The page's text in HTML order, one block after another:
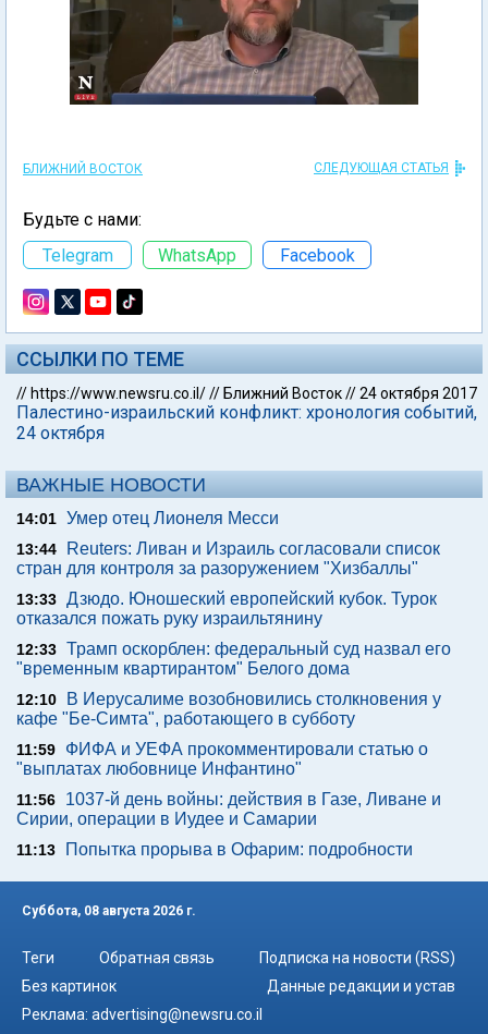
БЛИЖНИЙ ВОСТОК СЛЕДУЮЩАЯ СТАТЬЯ
Будьте с нами:
Telegram
WhatsApp Facebook
ССЫЛКИ ПО ТЕМЕ
// https://www.newsru.co.il/// Ближний Восток//24 октября 2017
Палестино-израильский конфликт: хронология событий,
24 октября
ВАЖНЫЕ НОВОСТИ
14:01 Умер отец Лионеля Месси
13:44
Reuters: Ливан и Израиль согласовали список
стран для контроля за разоружением "Хизбаллы"
13:33 Дзюдо. Юношеский европейский кубок. Турок
отказался пожать руку израильтянину
12:33 Трамп оскорблен: федеральный суд назвал его
"временным квартирантом" Белого дома
12:10
В Иерусалиме возобновились столкновения у
кафе "Бе-Симта", работающего в субботу
11:59
ФИФА и УЕФА прокомментировали статью о
"выплатах любовнице Инфантино"
11:56
1037-й день войны: действия в Газе, Ливане и
Сирии, операции в Иудее и Самарии
11:13 Попытка прорыва в Офарим: подробности
Суббота, 08 августа 2026 г.
Теги Обратная связь
Подписка на новости (RSS)
Без картинок
Данные редакции и устав
Реклама: advertising@newsru.co.il